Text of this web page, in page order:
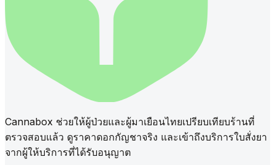
Cannabox ช่วยให้ผู้ป่วยและผู้มาเยือนไทยเปรียบเทียบร้านที่
ตรวจสอบแล้ว ดูราคาดอกกัญชาจริง และเข้าถึงบริการใบสั่งยา
จากผู้ให้บริการที่ได้รับอนุญาต